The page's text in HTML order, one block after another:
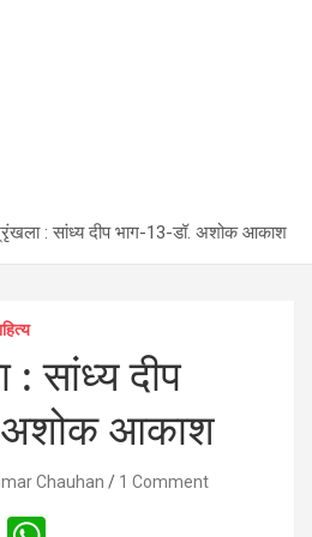
: सांध्‍य दीप भाग-13-डॉ. अशोक आकाश
सांध्‍य दीप
अशोक आकाश
Chauhan 1 Comment